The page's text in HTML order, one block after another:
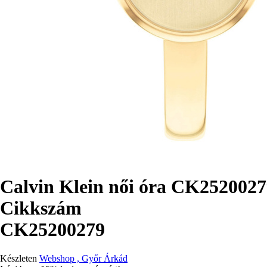
Calvin Klein női óra
Cikkszám
CK25200279
Készleten Webshop , Győr Árkád